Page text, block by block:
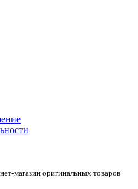
магазин оригинальных товаров